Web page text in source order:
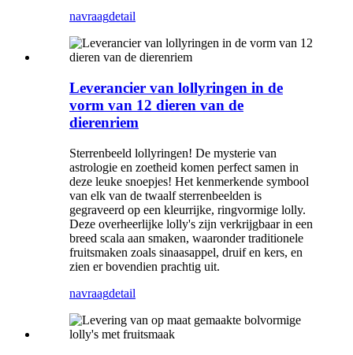
navraagdetail
Leverancier van lollyringen in de
vorm van 12 dieren van de
dierenriem
Sterrenbeeld lollyringen! De mysterie van
astrologie en zoetheid komen perfect samen in
deze leuke snoepjes! Het kenmerkende symbool
van elk van de twaalf sterrenbeelden is
gegraveerd op een kleurrijke, ringvormige lolly.
Deze overheerlijke lolly's zijn verkrijgbaar in een
breed scala aan smaken, waaronder traditionele
fruitsmaken zoals sinaasappel, druif en kers, en
zien er bovendien prachtig uit.
navraagdetail